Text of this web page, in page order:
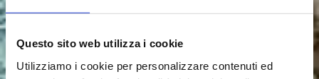
Questo sito web utilizza i cookie
Utilizziamo i cookie per personalizzare contenuti ed